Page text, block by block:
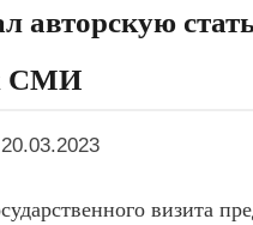
авторскую
СМИ
20.03.2023
визита